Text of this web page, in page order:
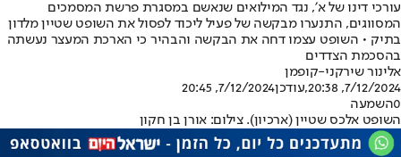
עורכי דינו של א׳, נגד המילואים שנאשם במסגרת פרשת המסמכים
המסווגים, התנערו מבקשה של פעיל ליכוד לפסול את השופט שטיין מלדון
בתיק • השופט עצמו דחה את הבקשה והבהיר כי הארכת המעצר נעשתה
בהסכמת הצדדים
אלינור שירקני-קופמן
7/12/2024, 20:38
,עודכן7/12/2024, 20:45
0השמעה
השופט אלכס שטיין (ארכיון). צילום: אורן בן חקון